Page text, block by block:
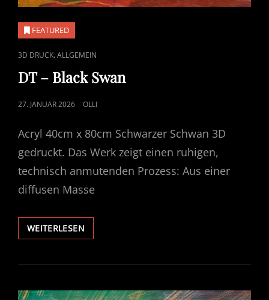
FEATURED
CAT
LINKS
3D DRUCK,ALLGEMEIN
DT – Black Swan
POSTED
27. JANUAR 2026 OLLI
Acryl 40cm x 80cm Schwarzer Schwan 3D
gedruckt. Das Werk zeigt einen ruhigen,
technisch anmutenden Prozess: Aus einer
diffusen Masse
WEITERLESENDT
–
SWAN